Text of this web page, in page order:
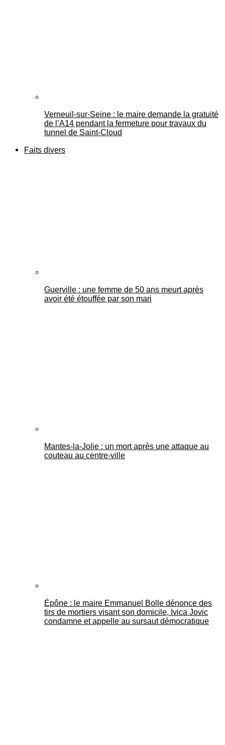
Verneuil-sur-Seine : le maire demande la gratuité
de l’A14 pendant la fermeture pour travaux du
tunnel de Saint-Cloud
Faits divers
Guerville : une femme de 50 ans meurt après
avoir été étouffée par son mari
Mantes-la-Jolie : un mort après une attaque au
couteau au centre-ville
Épône : le maire Emmanuel Bolle dénonce des
tirs de mortiers visant son domicile, Ivica Jovic
condamne et appelle au sursaut démocratique